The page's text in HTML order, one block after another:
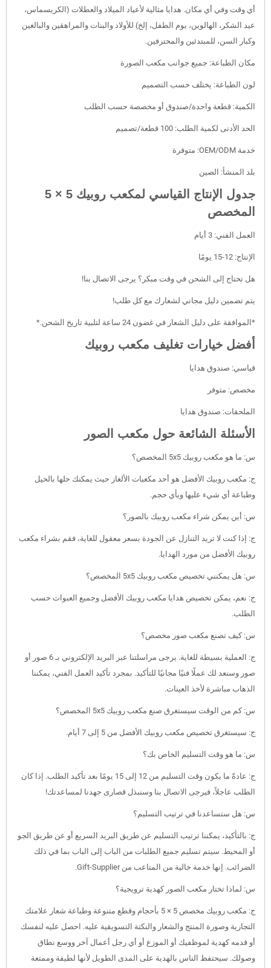
أي وقت وفي أي مكان. هدايا مثالية لأعياد الميلاد والعطلات (الكريسماس،
عيد الشكر، الهالوين، يوم الطفل، إلخ) للأولاد والبنات والمراهقين والبالغين
وكبار السن، للمبتدئين والمحترفين.
مكان الطباعة: جميع جوانب مكعب الصورة
لون الطباعة: يختلف حسب التصميم
الكمية: قطعة واحدة/صندوق أو مخصصة حسب الطلب
الحد الأدنى لكمية الطلب: 100 قطعة/تصميم
خدمة OEM/ODM: متوفرة
بلد المنشأ: الصين
جدول الإنتاج القياسي لمكعب روبيك 5 × 5
المخصص
العمل الفني: 3 أيام
الإنتاج: 12-15 يومًا
هل تحتاج إلى الشحن في وقت مبكر؟ يرجى الاتصال بنا!
يتم تضمين دليل مجاني لشعارك مع كل طلب!
*الموافقة على دليل الشعار في غضون 24 ساعة لتلبية تاريخ الشحن.*
أفضل خيارات تغليف مكعب روبيك
قياسي: صندوق هدايا
مخصص: متوفر
الملحقات: صندوق هدايا
الأسئلة الشائعة حول مكعب الصور
س: ما هو مكعب روبيك 5x5 المخصص؟
ج: مكعب روبيك الأفضل هو أحد مكعبات الألغاز حيث يمكنك حلها بالحيل
وطباعة أي شيء عليها وبأي حجم.
س: أين يمكن شراء مكعب روبيك بالصور؟
ج: إذا كنت لا تريد التنازل عن الجودة بسعر معقول للغاية، فقم بشراء مكعب
روبيك الأفضل من مورد الهدايا.
س: هل يمكنني تخصيص مكعب روبيك 5x5 المخصص؟
ج: نعم، يمكن تخصيص هدايا مكعب روبيك الأفضل وجميع العبوات حسب
الطلب.
س: كيف تصنع مكعب صور مخصص؟
ج: العملية بسيطة للغاية. يرجى مراسلتنا عبر البريد الإلكتروني بـ 6 صور أو
صور وسنعد لك عملًا فنيًا مجانيًا للتأكيد. بمجرد تأكيد العمل الفني، يمكننا
الذهاب مباشرة لأخذ العينات.
س: كم من الوقت سيستغرق صنع مكعب روبيك 5x5 المخصص؟
ج: سيستغرق تخصيص مكعب روبيك الأفضل من 5 إلى 7 أيام.
س: ما هو وقت التسليم الخاص بك؟
ج: عادةً ما يكون وقت التسليم من 12 إلى 15 يومًا بعد تأكيد الطلب. إذا كان
الطلب عاجلاً، فيرجى الاتصال بنا وسنبذل قصارى جهدنا لمساعدتك!
س: هل ستساعدنا في ترتيب التسليم؟
ج: بالتأكيد، يمكننا ترتيب التسليم عن طريق البريد السريع أو عن طريق الجو
أو المحيط. سيتم تسليم جميع الطلبات من الباب إلى الباب بما في ذلك
الضرائب. إنها خدمة خالية من المتاعب من Gift-Supplier.
س: لماذا تختار مكعب الصور كهدية ترويجية؟
ج: مكعب روبيك مخصص 5 × 5 بأحجام وقطع متنوعة وطباعة شعار علامتك
التجارية وصورة المنتج والشعار والنكتة التسويقية عليه. احصل عليه لنفسك
أو قدمه كهدية لموظفيك أو الموزع أو أي رجل أعمال آخر ووسع نطاق
وصولك. سيحتفظ الناس بالهدية على المدى الطويل لأنها لطيفة وممتعة